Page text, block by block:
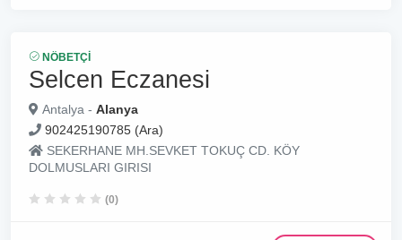
NÖBETÇI
Selcen Eczanesi
Antalya - Alanya
902425190785 (Ara)
SEKERHANE MH.SEVKET TOKUÇ CD. KÖY
DOLMUSLARI GIRISI
(0)